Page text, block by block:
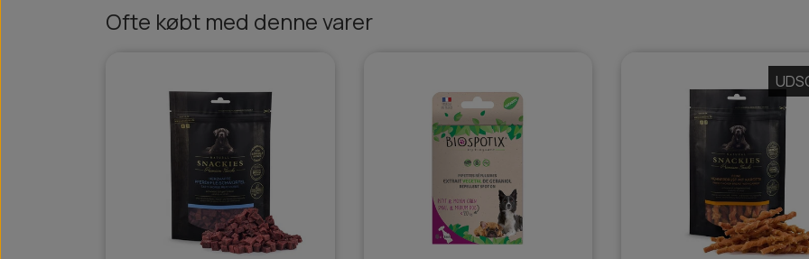
Ofte købt med denne varer